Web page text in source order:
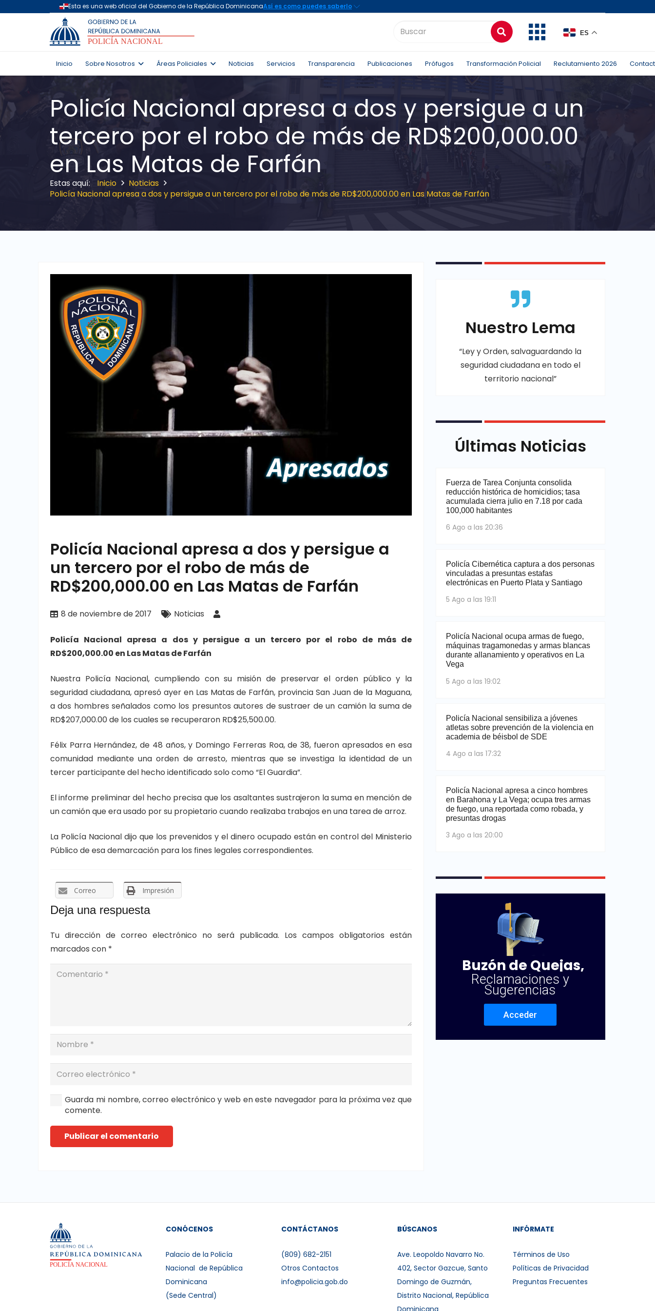
ES
Inicio Sobre Nosotros Áreas Policiales Noticias Servicios Transparencia Publicaciones Prófugos Transformación Policial Reclutamiento 2026
Policía Nacional apresa a dos y persigue a un
tercero por el robo de más de RD$200,000.00
en Las Matas de Farfán
Inicio
Noticias
Policía Nacional apresa a dos y persigue a un tercero por el robo de más de RD$200,000.00 en Las Matas de Farfán
Policía Nacional apresa a dos y persigue a
un tercero por el robo de más de
RD$200,000.00 en Las Matas de Farfán
8 de noviembre de 2017 Noticias
Policía Nacional apresa a dos y persigue a un tercero por el robo de más de
RD$200,000.00 en Las Matas de Farfán
Nuestra Policía Nacional, cumpliendo con su misión de preservar el orden público y la
seguridad ciudadana, apresó ayer en Las Matas de Farfán, provincia San Juan de la Maguana,
a dos hombres señalados como los presuntos autores de sustraer de un camión la suma de
RD$207,000.00 de los cuales se recuperaron RD$25,500.00.
Félix Parra Hernández, de 48 años, y Domingo Ferreras Roa, de 38, fueron apresados en esa
comunidad mediante una orden de arresto, mientras que se investiga la identidad de un
tercer participante del hecho identificado solo como “El Guardia”.
El informe preliminar del hecho precisa que los asaltantes sustrajeron la suma en mención de
un camión que era usado por su propietario cuando realizaba trabajos en una tarea de arroz.
La Policía Nacional dijo que los prevenidos y el dinero ocupado están en control del Ministerio
Público de esa demarcación para los fines legales correspondientes.
Correo Impresión
Deja una respuesta
Tu dirección de correo electrónico no será publicada. Los campos obligatorios están
marcados con *
Guarda mi nombre, correo electrónico y web en este navegador para la próxima vez que
comente.
Publicar el comentario
Nuestro Lema
“Ley y Orden, salvaguardando la
seguridad ciudadana en todo el
territorio nacional”
Últimas Noticias
Fuerza de Tarea Conjunta consolida
reducción histórica de homicidios; tasa
acumulada cierra julio en 7.18 por cada
100,000 habitantes
6 Ago a las 20:36
Policía Cibernética captura a dos personas
vinculadas a presuntas estafas
electrónicas en Puerto Plata y Santiago
5 Ago a las 19:11
Policía Nacional ocupa armas de fuego,
máquinas tragamonedas y armas blancas
durante allanamiento y operativos en La
Vega
5 Ago a las 19:02
Policía Nacional sensibiliza a jóvenes
atletas sobre prevención de la violencia en
academia de béisbol de SDE
4 Ago a las 17:32
Policía Nacional apresa a cinco hombres
en Barahona y La Vega; ocupa tres armas
de fuego, una reportada como robada, y
presuntas drogas
3 Ago a las 20:00
Buzón de Quejas,
Reclamaciones y
Sugerencias
Acceder
CONÓCENOS
Palacio de la Policía
Nacional de República
Dominicana
(Sede Central)
CONTÁCTANOS
(809) 682-2151
Otros Contactos
info@policia.gob.do
BÚSCANOS
Ave. Leopoldo Navarro No.
402, Sector Gazcue, Santo
Domingo de Guzmán,
Distrito Nacional, República
INFÓRMATE
Términos de Uso
Políticas de Privacidad
Preguntas Frecuentes